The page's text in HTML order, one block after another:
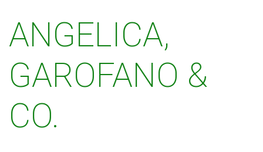
ANGELICA,
GAROFANO &
CO.